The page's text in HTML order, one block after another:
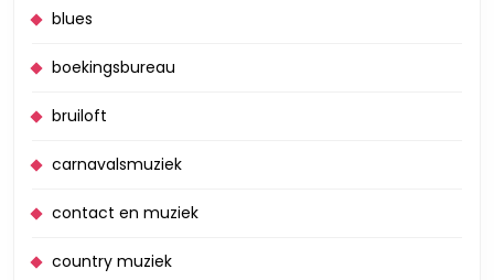
blues
boekingsbureau
bruiloft
carnavalsmuziek
contact en muziek
country muziek